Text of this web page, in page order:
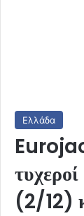
Ελλάδα
(2/12)